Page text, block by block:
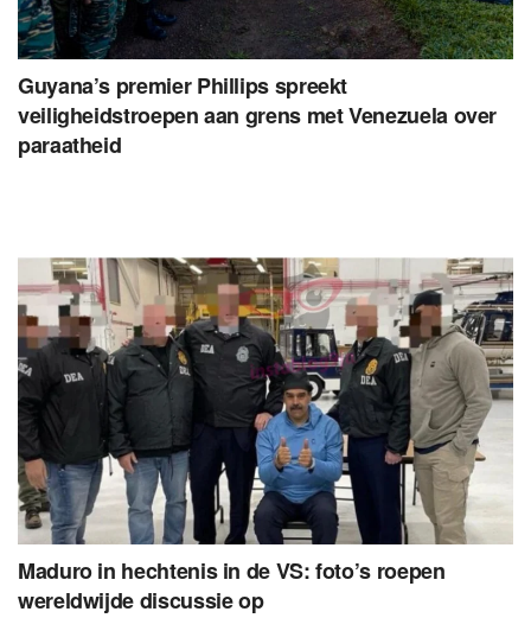
Guyana’s premier Phillips spreekt
veiligheidstroepen aan grens met Venezuela over
paraatheid
Maduro in hechtenis in de VS: foto’s roepen
wereldwijde discussie op